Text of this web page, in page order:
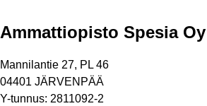
Ammattiopisto Spesia Oy
Mannilantie 27, PL 46
04401 JÄRVENPÄÄ
Y-tunnus: 2811092-2